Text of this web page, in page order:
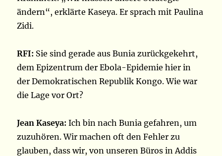
ändern“, erklärte Kaseya. Er sprach mit Paulina
Zidi.
RFI: Sie sind gerade aus Bunia zurückgekehrt,
dem Epizentrum der Ebola-Epidemie hier in
der Demokratischen Republik Kongo. Wie war
die Lage vor Ort?
Jean Kaseya: Ich bin nach Bunia gefahren, um
zuzuhören. Wir machen oft den Fehler zu
glauben, dass wir, von unseren Büros in Addis